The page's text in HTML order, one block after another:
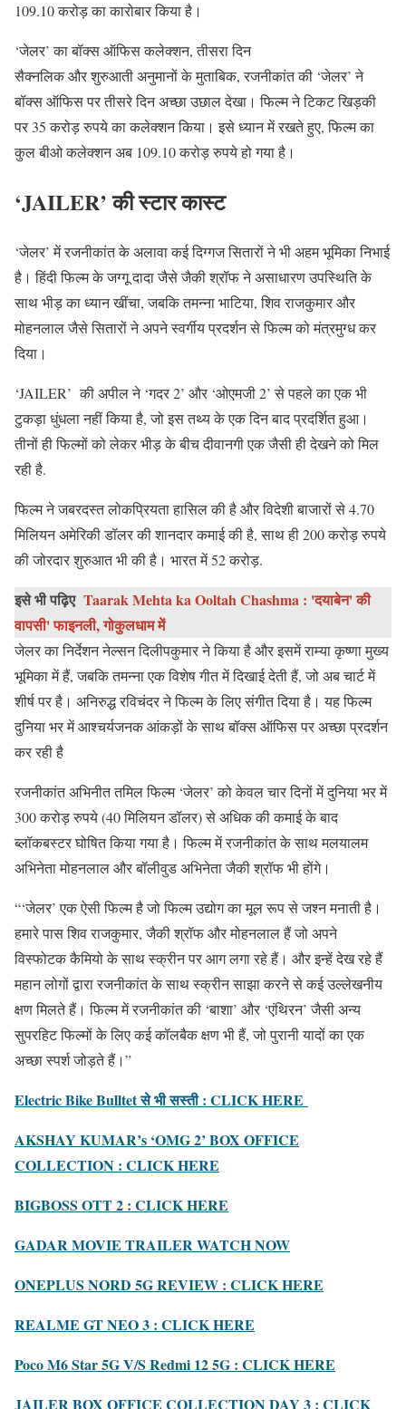
109.10 करोड़ का कारोबार किया है।
‘जेलर’ का बॉक्स ऑफिस कलेक्शन, तीसरा दिन
सैक्नलिक और शुरुआती अनुमानों के मुताबिक, रजनीकांत की ‘जेलर’ ने
बॉक्स ऑफिस पर तीसरे दिन अच्छा उछाल देखा। फिल्म ने टिकट खिड़की
पर 35 करोड़ रुपये का कलेक्शन किया। इसे ध्यान में रखते हुए, फिल्म का
कुल बीओ कलेक्शन अब 109.10 करोड़ रुपये हो गया है।
‘JAILER’ की स्टार कास्ट
‘जेलर’ में रजनीकांत के अलावा कई दिग्गज सितारों ने भी अहम भूमिका निभाई
है। हिंदी फिल्म के जग्गू दादा जैसे जैकी श्रॉफ ने असाधारण उपस्थिति के
साथ भीड़ का ध्यान खींचा, जबकि तमन्ना भाटिया, शिव राजकुमार और
मोहनलाल जैसे सितारों ने अपने स्वर्गीय प्रदर्शन से फिल्म को मंत्रमुग्ध कर
दिया।
‘JAILER’ की अपील ने ‘गदर 2’ और ‘ओएमजी 2’ से पहले का एक भी
टुकड़ा धुंधला नहीं किया है, जो इस तथ्य के एक दिन बाद प्रदर्शित हुआ।
तीनों ही फिल्मों को लेकर भीड़ के बीच दीवानगी एक जैसी ही देखने को मिल
रही है.
फिल्म ने जबरदस्त लोकप्रियता हासिल की है और विदेशी बाजारों से 4.70
मिलियन अमेरिकी डॉलर की शानदार कमाई की है, साथ ही 200 करोड़ रुपये
की जोरदार शुरुआत भी की है। भारत में 52 करोड़.
इसे भी पढ़िए Taarak Mehta ka Ooltah Chashma : 'दयाबेन' की
वापसी' फाइनली, गोकुलधाम में
जेलर का निर्देशन नेल्सन दिलीपकुमार ने किया है और इसमें राम्या कृष्णा मुख्य
भूमिका में हैं, जबकि तमन्ना एक विशेष गीत में दिखाई देती हैं, जो अब चार्ट में
शीर्ष पर है। अनिरुद्ध रविचंदर ने फिल्म के लिए संगीत दिया है। यह फिल्म
दुनिया भर में आश्चर्यजनक आंकड़ों के साथ बॉक्स ऑफिस पर अच्छा प्रदर्शन
कर रही है
रजनीकांत अभिनीत तमिल फिल्म ‘जेलर’ को केवल चार दिनों में दुनिया भर में
300 करोड़ रुपये (40 मिलियन डॉलर) से अधिक की कमाई के बाद
ब्लॉकबस्टर घोषित किया गया है। फिल्म में रजनीकांत के साथ मलयालम
अभिनेता मोहनलाल और बॉलीवुड अभिनेता जैकी श्रॉफ भी होंगे।
“‘जेलर’ एक ऐसी फिल्म है जो फिल्म उद्योग का मूल रूप से जश्न मनाती है।
हमारे पास शिव राजकुमार, जैकी श्रॉफ और मोहनलाल हैं जो अपने
विस्फोटक कैमियो के साथ स्क्रीन पर आग लगा रहे हैं। और इन्हें देख रहे हैं
महान लोगों द्वारा रजनीकांत के साथ स्क्रीन साझा करने से कई उल्लेखनीय
क्षण मिलते हैं। फिल्म में रजनीकांत की ‘बाशा’ और ‘एंथिरन’ जैसी अन्य
सुपरहिट फिल्मों के लिए कई कॉलबैक क्षण भी हैं, जो पुरानी यादों का एक
अच्छा स्पर्श जोड़ते हैं।”
Electric Bike Bulltet से भी सस्ती : CLICK HERE
AKSHAY KUMAR’s ‘OMG 2’ BOX OFFICE
COLLECTION : CLICK HERE
BIGBOSS OTT 2 : CLICK HERE
GADAR MOVIE TRAILER WATCH NOW
ONEPLUS NORD 5G REVIEW : CLICK HERE
REALME GT NEO 3 : CLICK HERE
Poco M6 Star 5G V/S Redmi 12 5G : CLICK HERE
JAILER BOX OFFICE COLLECTION DAY 3 : CLICK